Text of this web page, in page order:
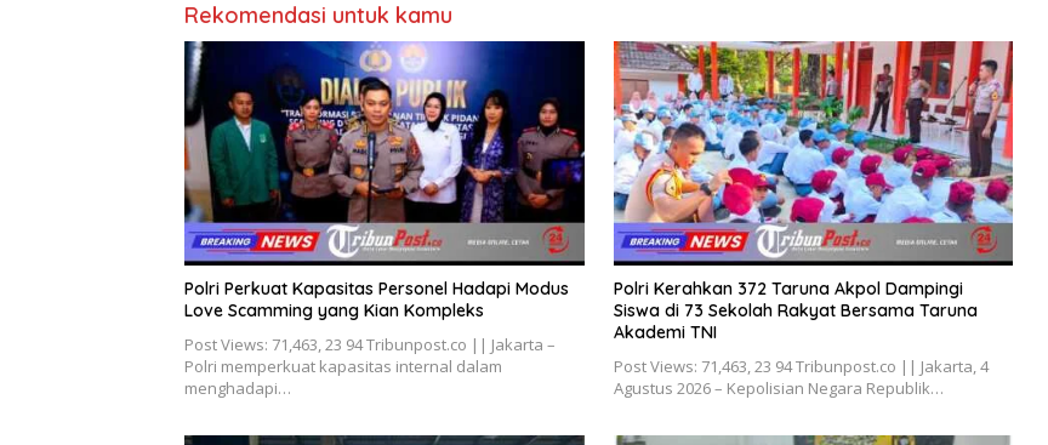
Rekomendasi untuk kamu
Polri Perkuat Kapasitas Personel Hadapi Modus
Love Scamming yang Kian Kompleks
Post Views: 71,463, 23 94 Tribunpost.co || Jakarta –
Polri memperkuat kapasitas internal dalam
menghadapi…
Polri Kerahkan 372 Taruna Akpol Dampingi
Siswa di 73 Sekolah Rakyat Bersama Taruna
Akademi TNI
Post Views: 71,463, 23 94 Tribunpost.co || Jakarta, 4
Agustus 2026 – Kepolisian Negara Republik…